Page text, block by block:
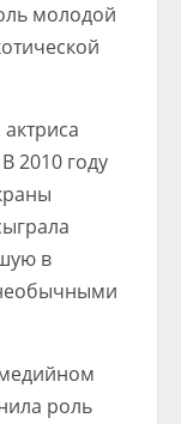
молодой
2010 году
в
роль